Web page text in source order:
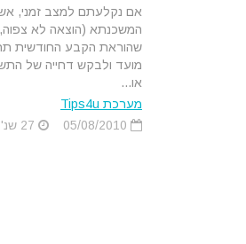
אם נקלעתם למצב זמני,
המשכנתא (הוצאה לא צפוה,
שהוראת הקבע החודשית
מועד ולבקש דחייה של
או...
מערכת Tips4u